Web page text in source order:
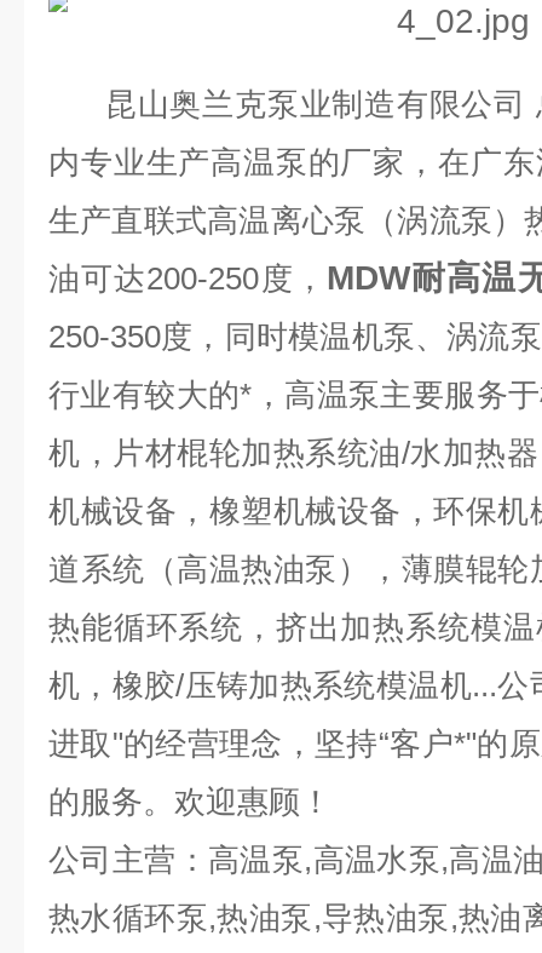
昆山奥兰克泵业制造有限公司
内专业生产高温泵的厂家，在广
生产直联式高温离心泵（涡流泵）
油可达200-250度， MDW耐高温
250-350度，同时模温机泵、涡流
行业有较大的*，高温泵主要服务
机，片材棍轮加热系统油/水加热
机械设备，橡塑机械设备，环保
道系统（高温热油泵），薄膜辊
热能循环系统，挤出加热系统模
机，橡胶/压铸加热系统模温机...公
进取"的经营理念，坚持“客户*"的
的服务。欢迎惠顾！
公司主营：高温泵,高温水泵,高温
热水循环泵,热油泵,导热油泵,热油